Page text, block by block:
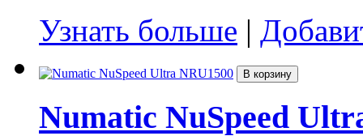
Узнать больше |
В корзину
Numatic NuSpeed